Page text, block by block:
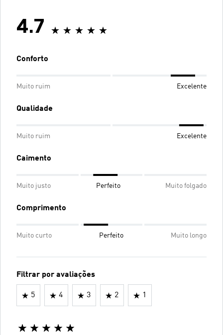
4.7
Conforto
Muito ruim Excelente
Qualidade
Muito ruim Excelente
Caimento
Muito justo Perfeito Muito folgado
Comprimento
Muito curto Perfeito Muito longo
Filtrar por avaliações
5 4 3 2 1